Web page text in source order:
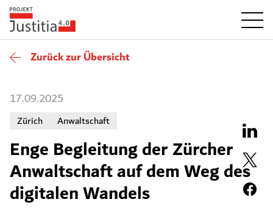
Zurück zur Übersicht
17.09.2025
Zürich Anwaltschaft
Enge Begleitung der Zürcher
Anwaltschaft auf dem Weg des
digitalen Wandels